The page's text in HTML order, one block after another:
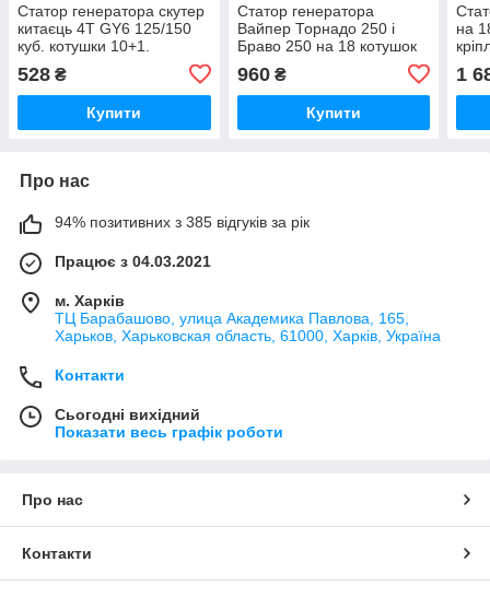
Статор генератора скутер
китаєць 4T GY6 125/150
куб. котушки 10+1.
528 ₴
Купити
Статор генератора
Вайпер Торнадо 250 і
Браво 250 на 18 котушок
960₴
Купити
на
1
Про нас
94% позитивних з 385 відгуків за рік
Працює з 04.03.2021
м. Харків
ТЦ Барабашово, улица Академика Павлова, 165,
Харьков, Харьковская область, 61000, Харків, Україна
Контакти
Сьогодні вихідний
Показати весь графік роботи
Про нас
Контакти